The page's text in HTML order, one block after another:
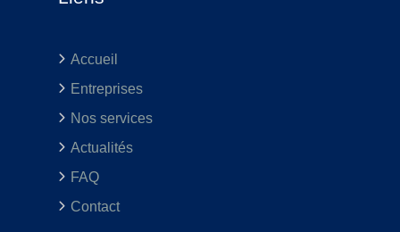
Accueil
Entreprises
Nos services
Actualités
FAQ
Contact